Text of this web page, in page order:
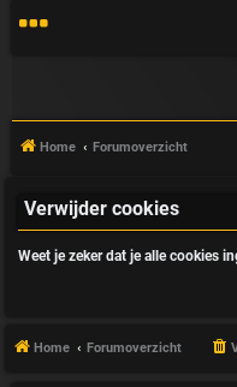
V
Home Forumoverzicht
Verwijder cookies
Weet je zeker dat je alle cookies
Home Forumoverzicht